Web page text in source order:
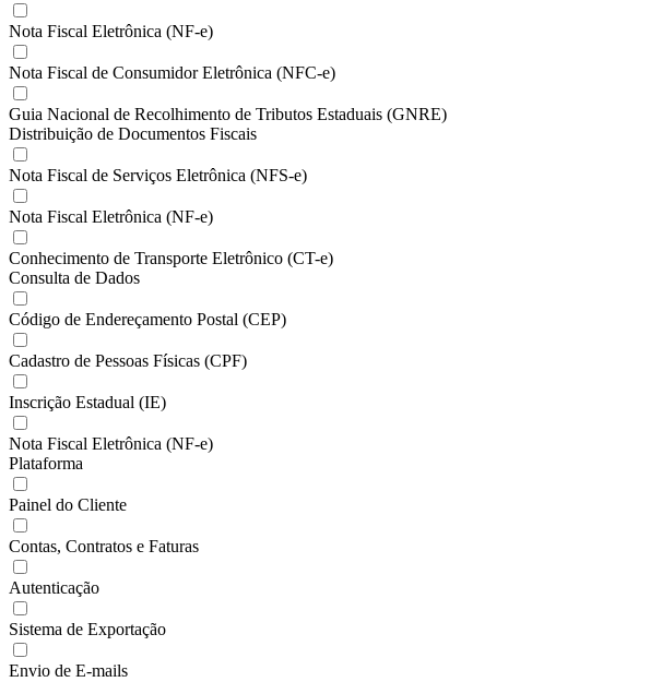
Nota Fiscal Eletrônica (NF-e)
Nota Fiscal de Consumidor Eletrônica (NFC-e)
Guia Nacional de Recolhimento de Tributos Estaduais (GNRE)
Distribuição de Documentos Fiscais
Nota Fiscal de Serviços Eletrônica (NFS-e)
Nota Fiscal Eletrônica (NF-e)
Conhecimento de Transporte Eletrônico (CT-e)
Consulta de Dados
Código de Endereçamento Postal (CEP)
Cadastro de Pessoas Físicas (CPF)
Inscrição Estadual (IE)
Nota Fiscal Eletrônica (NF-e)
Plataforma
Painel do Cliente
Contas, Contratos e Faturas
Autenticação
Sistema de Exportação
Envio de E-mails